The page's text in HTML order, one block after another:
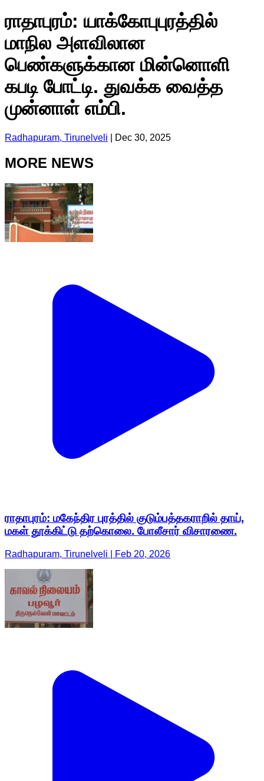
ராதாபுரம்: யாக்கோபுபுரத்தில்
மாநில அளவிலான
பெண்களுக்கான மின்னொளி
கபடி போட்டி. துவக்க வைத்த
முன்னாள் எம்பி.
Radhapuram, Tirunelveli Dec 30, 2025
MORE NEWS
ராதாபுரம்: மகேந்திர புரத்தில் குடும்பத்தகராறில் தாய்,
மகள் தூக்கிட்டு தற்கொலை. போலீசார் விசாரணை.
Radhapuram, Tirunelveli | Feb 20, 2026